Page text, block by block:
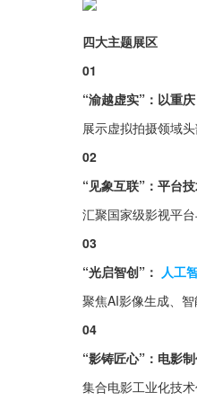
四大主题展区
01
“渝越虚实”：以重
展示虚拟拍摄领域
02
“见象互联”：平台
汇聚国家级影视平
03
“光启智创”： 人工
聚焦AI影像生成、
04
“影铸匠心”：电影
集合电影工业化技